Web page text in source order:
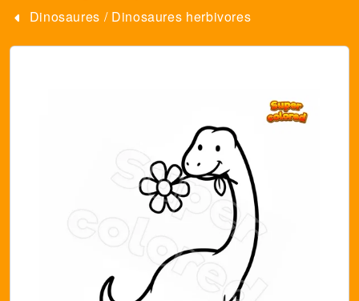
Dinosaures / Dinosaures herbivores